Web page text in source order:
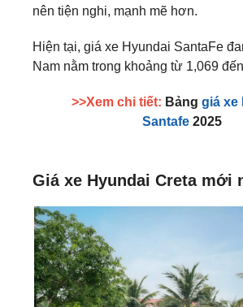
nên tiện nghi, mạnh mẽ hơn.
Hiện tại, giá xe Hyundai SantaFe
Nam nằm trong khoảng từ 1,069
>>Xem chi tiết: Bảng giá xe
Santafe 2025
Giá xe Hyundai Creta mới